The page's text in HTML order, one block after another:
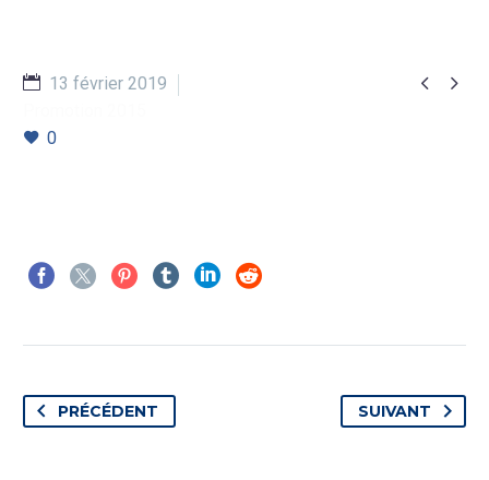
 
13 février 2019
0
PRÉCÉDENT SUIVANT